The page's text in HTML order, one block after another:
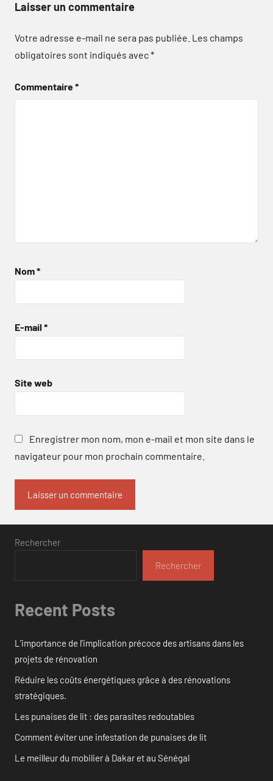
Laisser un commentaire
Votre adresse e-mail ne sera pas publiée. Les champs
obligatoires sont indiqués avec*
Commentaire*
Nom*
E-mail *
Site web
Enregistrer mon nom, mon e-mail et mon site dans le
navigateur pour mon prochain commentaire.
Rechercher
Rechercher
Recent Posts
L’importance de l’implication précoce des artisans dans les
projets de rénovation
Réduire les coûts énergétiques grâce à des rénovations
stratégiques.
Les punaises de lit : des parasites redoutables
Comment éviter une infestation de punaises de lit
Le meilleur du mobilier à Dakar et au Sénégal